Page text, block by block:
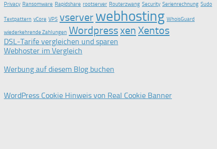
Privacy Ransomware Rapidshare rootserver Routerzwang Security Serienrechnung Sudo
Textpattern vCore VPS vserverwebhosting WhoisGuard
wiederkehrende Zahlungen WordpressxenXentos
DSL-Tarife vergleichen und sparen
Webhoster im Vergleich
Werbung auf diesem Blog buchen
WordPress Cookie Hinweis von Real Cookie Banner